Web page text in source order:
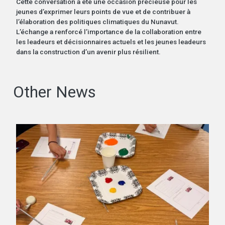
jeunes d’exprimer leurs points de vue et de contribuer à
l’élaboration des politiques climatiques du Nunavut.
L’échange a renforcé l’importance de la collaboration entre
les leadeurs et décisionnaires actuels et les jeunes leadeurs
dans la construction d’un avenir plus résilient.
Other News